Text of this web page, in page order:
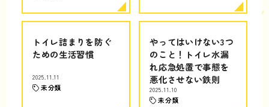
トイレ詰まりを防ぐ
ための生活習慣
2025.11.11
未分類
やってはいけない3つ
のこと！トイレ水漏
れ応急処置で事態を
悪化させない鉄則
2025.11.10
未分類